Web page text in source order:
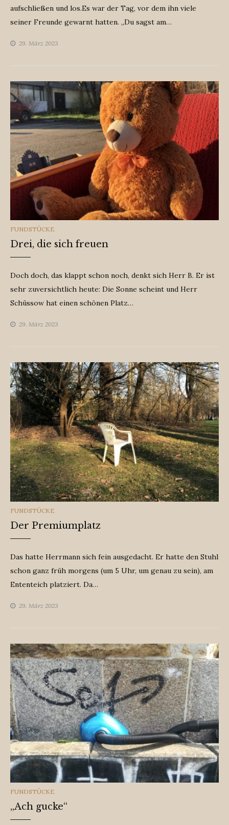
aufschließen und los.Es war der Tag, vor dem ihn viele
seiner Freunde gewarnt hatten. „Du sagst am…
29. März 2023
CATEGORIES
FUNDSTÜCKE
Drei, die sich freuen
Doch doch, das klappt schon noch, denkt sich Herr B. Er ist
sehr zuversichtlich heute: Die Sonne scheint und Herr
Schüssow hat einen schönen Platz…
29. März 2023
CATEGORIES
FUNDSTÜCKE
Der Premiumplatz
Das hatte Herrmann sich fein ausgedacht. Er hatte den Stuhl
schon ganz früh morgens (um 5 Uhr, um genau zu sein), am
Ententeich platziert. Da…
29. März 2023
CATEGORIES
FUNDSTÜCKE
„Ach gucke“